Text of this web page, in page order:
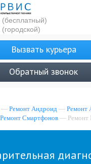
(бесплатный)
(городской)
Вызвать курьера
Обратный звонок
— Ремонт Андроид — Ремонт
Ремонт Смартфонов — Ремонт